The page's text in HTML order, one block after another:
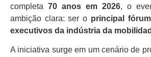
completa 70 anos em 2026, o
ambição clara: ser o principal
executivos da indústria da
A iniciativa surge em um cenário de